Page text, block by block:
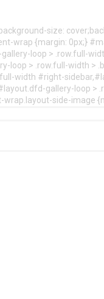
size:
wrap {margin: 0px;}
loop > .row.full-
> .row.full-width >
width #right-
gallery-loop >
side-image